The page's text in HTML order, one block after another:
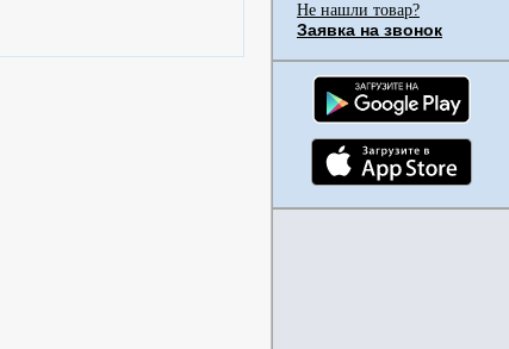
Не нашли товар?
Заявка на звонок